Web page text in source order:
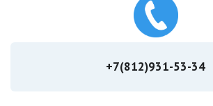
+7(812)931-53-34